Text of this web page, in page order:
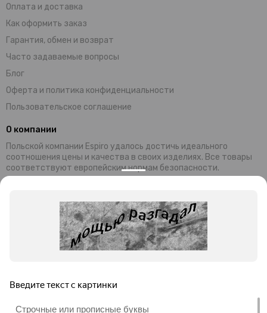
Оплата и доставка
Как оформить заказ
Гарантия, обмен и возврат
Часто задаваемые вопросы
Блог
Оферта и политика конфиденциальности
Пользовательское соглашение
О компании
Польской компании Espiro удалось достичь идеального
соотношения цены и качества в своих изделиях. Все товары
соответствуют европейским нормам безопасности.
манежей и стульчиков Espiro обеспечивают комфортный
отдых малышей и их родителей. Комплектующие и материалы,
используемые при производстве, завозятся из Германии
Преимущества продукции ESPIRO:
универсальность;
невысокая цена;